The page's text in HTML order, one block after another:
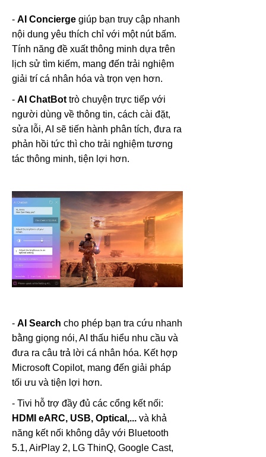
- AI Concierge giúp bạn truy cập nhanh
nội dung yêu thích chỉ với một nút bấm.
Tính năng đề xuất thông minh dựa trên
lịch sử tìm kiếm, mang đến trải nghiệm
giải trí cá nhân hóa và trọn vẹn hơn.
- AI ChatBot trò chuyện trực tiếp với
người dùng về thông tin, cách cài đặt,
sửa lỗi, AI sẽ tiến hành phân tích, đưa ra
phản hồi tức thì cho trải nghiệm tương
tác thông minh, tiện lợi hơn.
- AI Search cho phép bạn tra cứu nhanh
bằng giọng nói, AI thấu hiểu nhu cầu và
đưa ra câu trả lời cá nhân hóa. Kết hợp
Microsoft Copilot, mang đến giải pháp
tối ưu và tiện lợi hơn.
- Tivi hỗ trợ đầy đủ các cổng kết nối:
HDMI eARC, USB, Optical,... và khả
năng kết nối không dây với Bluetooth
5.1, AirPlay 2, LG ThinQ, Google Cast,